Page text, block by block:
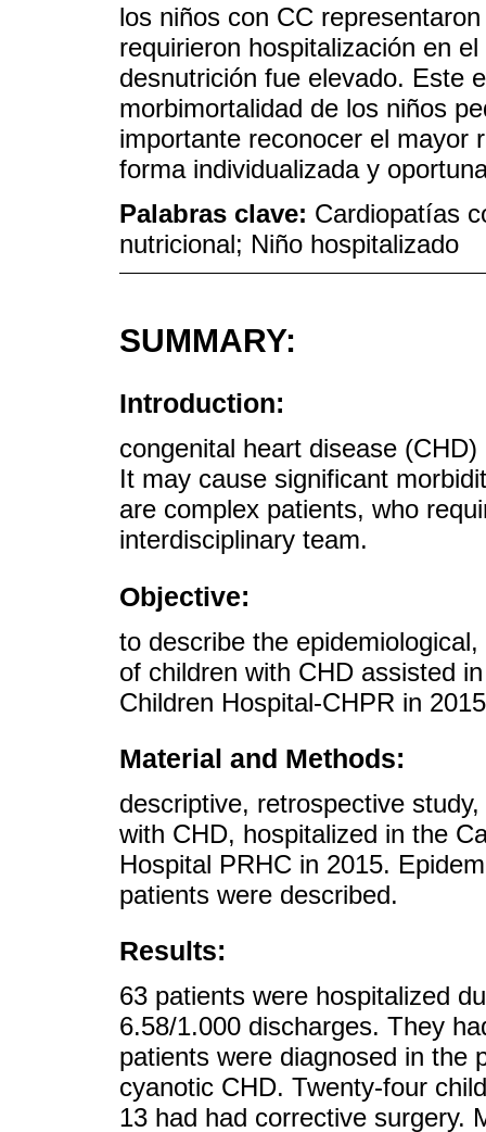
los niños con CC
requirieron hospitalización en
desnutrición fue elevado. Este
morbimortalidad de los niños
importante reconocer el mayor
forma individualizada y
Palabras clave: Cardiopatías
nutricional; Niño hospitalizado
SUMMARY:
Introduction:
congenital heart disease
It may cause significant
are complex patients, who
interdisciplinary team.
Objective:
to describe the
of children with CHD assisted
Children Hospital-CHPR in
Material and Methods:
descriptive, retrospective
with CHD, hospitalized in the
Hospital PRHC in 2015.
patients were described.
Results:
63 patients were hospitalized
6.58/1.000 discharges. They
patients were diagnosed in the
cyanotic CHD. Twenty-four
13 had had corrective surgery.